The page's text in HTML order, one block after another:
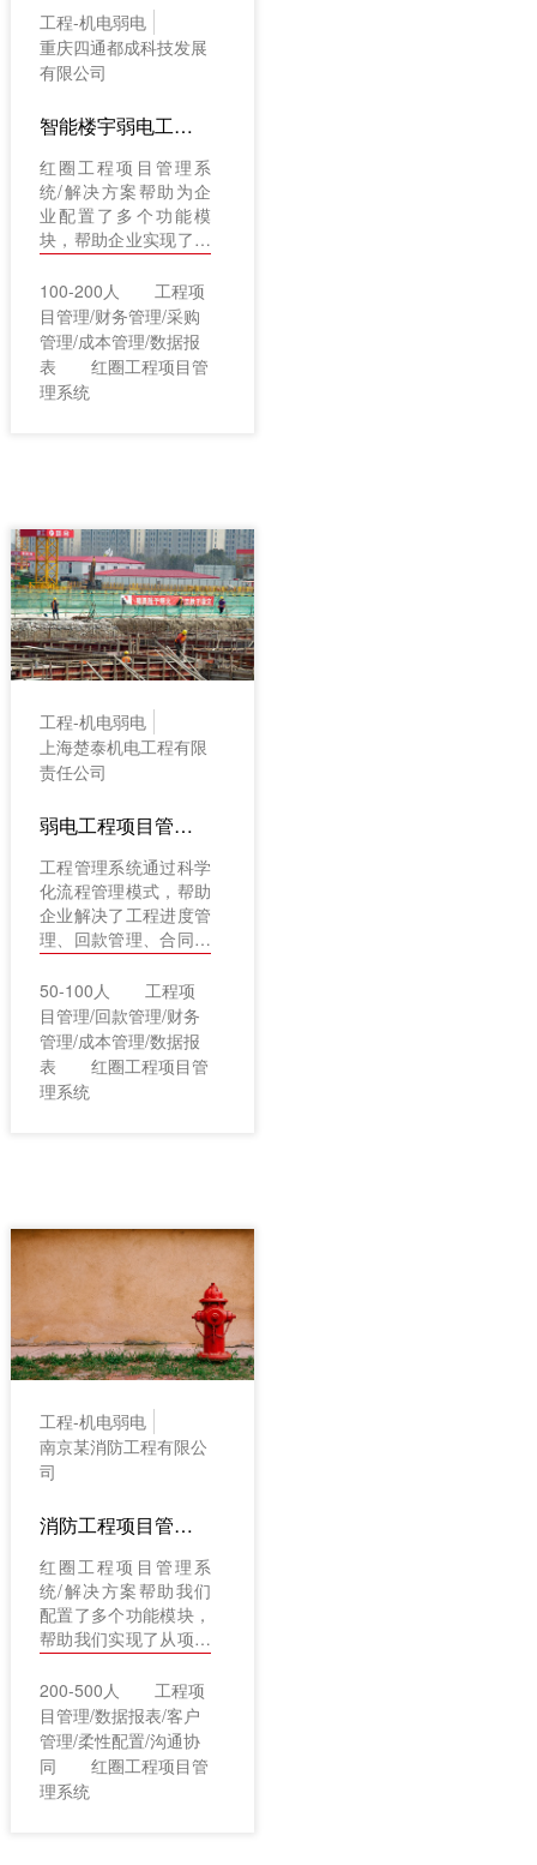
工程-机电弱电
重庆四通都成科技发展
有限公司
智能楼宇弱电工程项目管理案例：重庆四通都成科技发展有限公司（工程项目管理软件/解决方案）
红圈工程项目管理系
统/解决方案帮助为企
业配置了多个功能模
块，帮助企业实现了工
程项目材料管理、工程
进度管控以及投标、合
同、回款管理，真正做
到精细化管理，实现将
本增收的目的。
100-200人
工程项
目管理/财务管理/采购
管理/成本管理/数据报
表
红圈工程项目管
理系统
工程-机电弱电
上海楚泰机电工程有限
责任公司
弱电工程项目管理案例：上海楚泰机电工程有限责任公司（工程项目管理软件/解决方案）
工程管理系统通过科学
化流程管理模式，帮助
企业解决了工程进度管
理、回款管理、合同管
理等问题，提高了工作
效率，达到控制成本，
提高管理能力的目的。
50-100人
工程项
目管理/回款管理/财务
管理/成本管理/数据报
表
红圈工程项目管
理系统
工程-机电弱电
南京某消防工程有限公
司
消防工程项目管理案例：南京某消防工程有限公司（工程项目管理软件/解决方案）
红圈工程项目管理系
统/解决方案帮助我们
配置了多个功能模块，
帮助我们实现了从项目
开发到项目施工再到项
目验收的全流程精细化
管理。
200-500人
工程项
目管理/数据报表/客户
管理/柔性配置/沟通协
同
红圈工程项目管
理系统